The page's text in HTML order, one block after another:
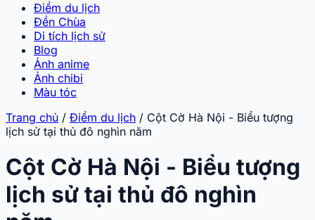
Điểm du lịch
Đền Chùa
Di tích lịch sử
Blog
Ảnh anime
Ảnh chibi
Màu tóc
Trang chủ / Điểm du lịch / Cột Cờ Hà Nội - Biểu tượng
lịch sử tại thủ đô nghìn năm
Cột Cờ Hà Nội - Biểu tượng
lịch sử tại thủ đô nghìn